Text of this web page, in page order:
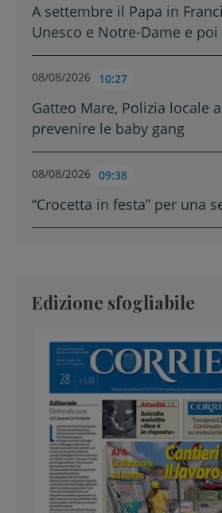
A settembre il Papa in
Unesco e Notre-Dame e poi
08/08/2026 10:27
Gatteo Mare, Polizia locale
prevenire le baby gang
08/08/2026 09:38
“Crocetta in festa” per una
Edizione sfogliabile